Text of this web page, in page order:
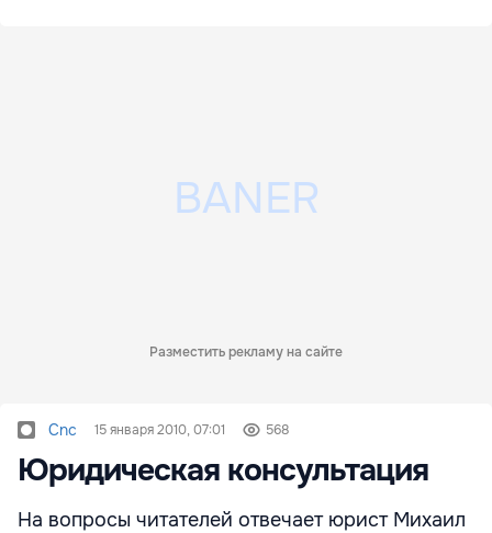
Разместить рекламу на сайте
Cnc 15 января 2010, 07:01 568
Юридическая консультация
На вопросы читателей отвечает юрист Михаил